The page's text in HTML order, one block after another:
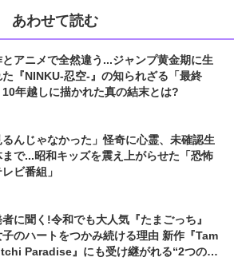
あわせて読む
とアニメで全然違う...ジャンプ黄金期に生
た『NINKU-忍空-』の知られざる「最終
10年越しに描かれた真の結末とは?
るんじゃなかった」怪奇に心霊、未確認生
まで...昭和キッズを震え上がらせた「恐怖
ビ番組」
者に聞く!令和でも大人気『たまごっち』
のハートをつかみ続ける理由 新作『Tam
Paradise』にも受け継がれる“2つの伝